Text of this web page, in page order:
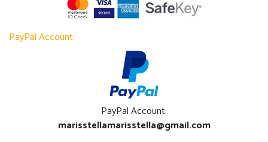
PayPal Account:
PayPal Account:
marisstellamarisstella@gmail.com